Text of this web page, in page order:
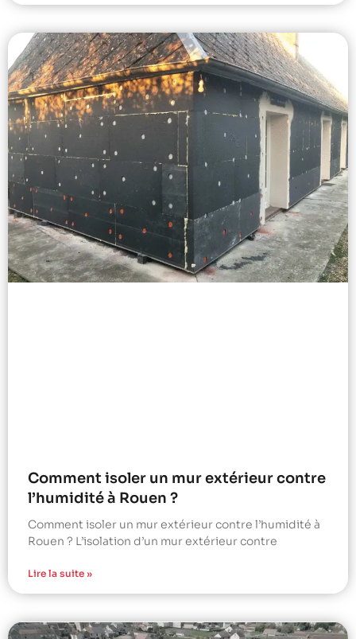
Comment isoler un mur extérieur contre
l’humidité à Rouen ?
Comment isoler un mur extérieur contre l’humidité à
Rouen ? L’isolation d’un mur extérieur contre
Lire la suite »